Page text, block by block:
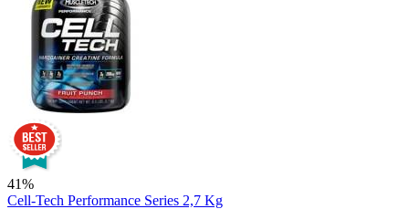
41%
Cell-Tech Performance Series 2,7 Kg